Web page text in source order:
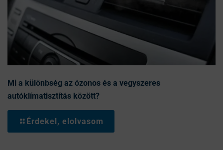
Mi a különbség az ózonos és a vegyszeres
autóklímatisztítás között?
Érdekel, elolvasom